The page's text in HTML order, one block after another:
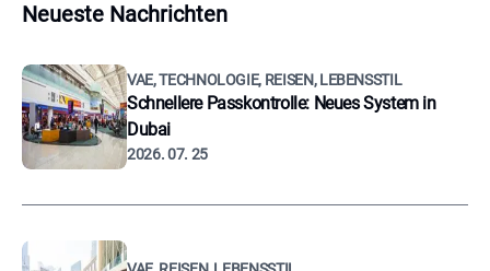
Neueste Nachrichten
VAE, TECHNOLOGIE, REISEN, LEBENSSTIL
Schnellere Passkontrolle: Neues System in
Dubai
2026. 07. 25